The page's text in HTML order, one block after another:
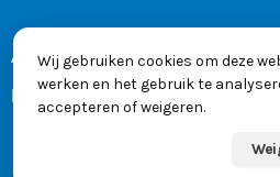
Algemene voorwaarden
Privacyverklaring
Wij gebruiken cookies om deze
werken en het gebruik te
accepteren of weigeren.